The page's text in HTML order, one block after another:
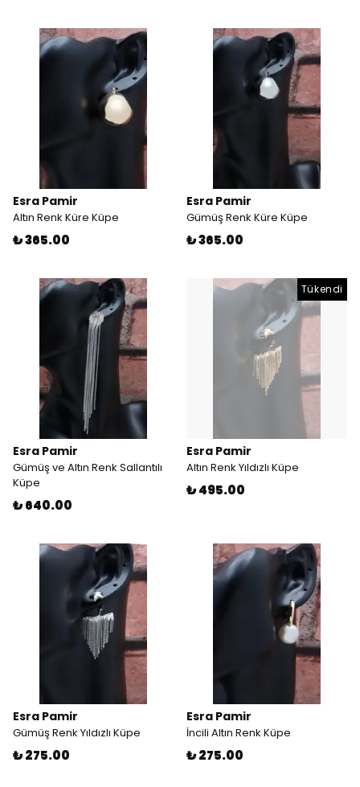
Esra Pamir
Altın Renk Küre Küpe
₺ 365.00
Esra Pamir
Gümüş Renk Küre Küpe
₺ 365.00
Esra Pamir
Gümüş ve Altın Renk Sallantılı
Küpe
₺ 640.00
Tükendi
Esra Pamir
Altın Renk Yıldızlı Küpe
₺ 495.00
Esra Pamir
Gümüş Renk Yıldızlı Küpe
₺ 275.00
Esra Pamir
İncili Altın Renk Küpe
₺ 275.00